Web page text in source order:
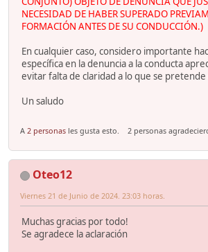
NECESIDAD DE HABER SUPERADO
FORMACIÓN ANTES DE SU CONDUCCIÓN.)
En cualquier caso, considero importante
específica en la denuncia a la conducta
evitar falta de claridad a lo que se pretende
Un saludo
A 2 personas les gusta esto. 2 personas
Oteo12
Viernes 21 de Junio de 2024. 23:03 horas.
Muchas gracias por todo!
Se agradece la aclaración